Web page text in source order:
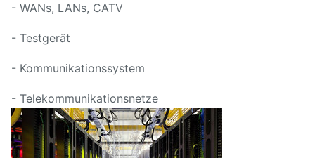
- WANs, LANs, CATV
- Testgerät
- Kommunikationssystem
- Telekommunikationsnetze